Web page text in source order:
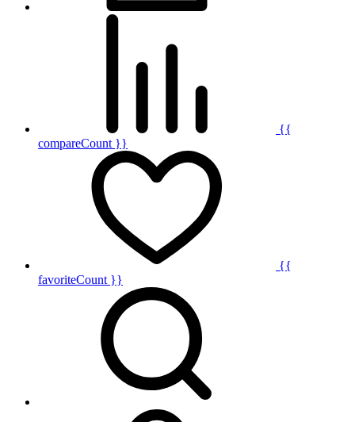
{{
compareCount }}
{{
favoriteCount }}